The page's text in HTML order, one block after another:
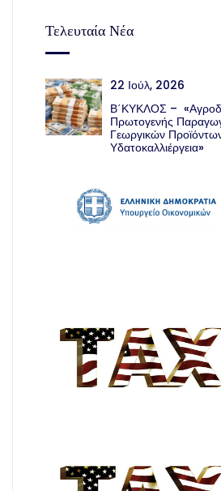
Τελευταία Νέα
22 Ιούλ, 2026
Β΄ΚΥΚΛΟΣ –
Πρωτογενής
Γεωργικών
Υδατοκαλλιέργεια»